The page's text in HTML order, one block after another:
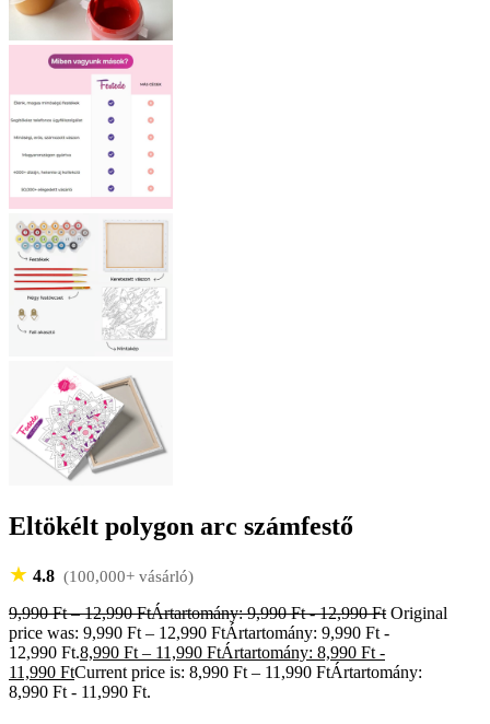
Eltökélt polygon arc számfestő
★ 4.8 (100,000+ vásárló)
9,990Ft – 12,990FtÁrtartomány: 9,990 Ft - 12,990 Ft Original
price was: 9,990 Ft – 12,990 FtÁrtartomány: 9,990 Ft -
12,990 Ft.8,990 Ft – 11,990 FtÁrtartomány: 8,990 Ft -
11,990 FtCurrent price is: 8,990 Ft – 11,990 FtÁrtartomány:
8,990 Ft - 11,990 Ft.